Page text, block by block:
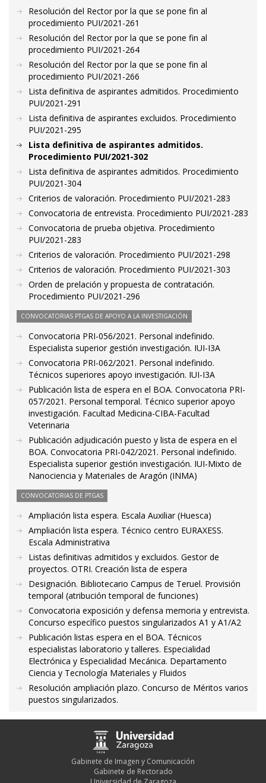
Resolución del Rector por la que se pone fin al
procedimiento PUI/2021-261
Resolución del Rector por la que se pone fin al
procedimiento PUI/2021-264
Resolución del Rector por la que se pone fin al
procedimiento PUI/2021-266
Lista definitiva de aspirantes admitidos. Procedimiento
PUI/2021-291
Lista definitiva de aspirantes excluidos. Procedimiento
PUI/2021-295
Lista definitiva de aspirantes admitidos.
Procedimiento PUI/2021-302
Lista definitiva de aspirantes admitidos. Procedimiento
PUI/2021-304
Criterios de valoración. Procedimiento PUI/2021-283
Convocatoria de entrevista. Procedimiento PUI/2021-283
Convocatoria de prueba objetiva. Procedimiento
PUI/2021-283
Criterios de valoración. Procedimiento PUI/2021-298
Criterios de valoración. Procedimiento PUI/2021-303
Orden de prelación y propuesta de contratación.
Procedimiento PUI/2021-296
CONVOCATORIAS PTGAS DE APOYO A LA INVESTIGACIÓN
Convocatoria PRI-056/2021. Personal indefinido.
Especialista superior gestión investigación. IUI-I3A
Convocatoria PRI-062/2021. Personal indefinido.
Técnicos superiores apoyo investigación. IUI-I3A
Publicación lista de espera en el BOA. Convocatoria PRI-
057/2021. Personal temporal. Técnico superior apoyo
investigación. Facultad Medicina-CIBA-Facultad
Veterinaria
Publicación adjudicación puesto y lista de espera en el
BOA. Convocatoria PRI-042/2021. Personal indefinido.
Especialista superior gestión investigación. IUI-Mixto de
Nanociencia y Materiales de Aragón (INMA)
CONVOCATORIAS DE PTGAS
Ampliación lista espera. Escala Auxiliar (Huesca)
Ampliación lista espera. Técnico centro EURAXESS.
Escala Administrativa
Listas definitivas admitidos y excluidos. Gestor de
proyectos. OTRI. Creación lista de espera
Designación. Bibliotecario Campus de Teruel. Provisión
temporal (atribución temporal de funciones)
Convocatoria exposición y defensa memoria y entrevista.
Concurso específico puestos singularizados A1 y A1/A2
Publicación listas espera en el BOA. Técnicos
especialistas laboratorio y talleres. Especialidad
Electrónica y Especialidad Mecánica. Departamento
Ciencia y Tecnología Materiales y Fluidos
Resolución ampliación plazo. Concurso de Méritos varios
puestos singularizados.
Gabinete de Imagen y Comunicación
Gabinete de Rectorado